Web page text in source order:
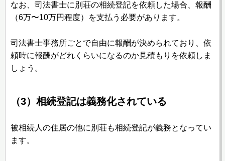
なお、司法書士に別荘の相続登記を依頼した場合、報酬
（6万〜10万円程度）を支払う必要があります。
司法書士事務所ごとで自由に報酬が決められており、依
頼時に報酬がどれくらいになるのか見積もりを依頼しま
しょう。
（3）相続登記は義務化されている
被相続人の住居の他に別荘も相続登記が義務となってい
ます。